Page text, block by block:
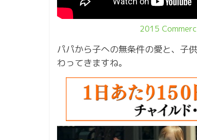
2015
パパから子への無条件の愛と、子
わってきますね。